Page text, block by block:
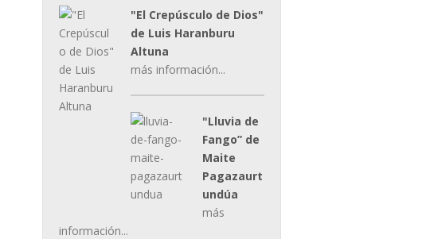
"El Crepúsculo de Dios"
de Luis Haranburu
Altuna
más información...
"Lluvia de
Fango” de
Maite
Pagazaurt
undúa
más
información...